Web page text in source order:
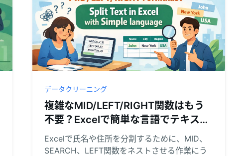
データクリーニング
複雑なMID/LEFT/RIGHT関数はもう
不要？Excelで簡単な言語でテキスト
を分割
Excelで氏名や住所を分割するために、MID、
SEARCH、LEFT関数をネストさせる作業にう